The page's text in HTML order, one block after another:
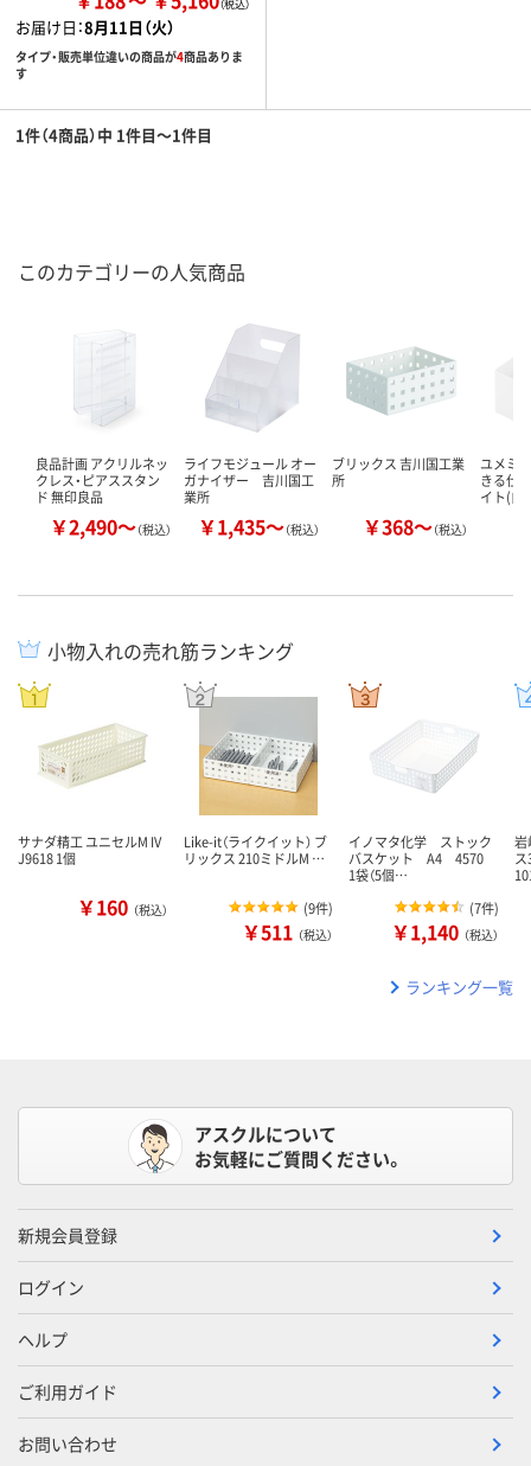
お届け日：8月11日（火）
タイプ・販売単位違いの商品が4商品ありま
す
1件（4商品）中 1件目～1件目
このカテゴリーの人気商品
良品計画 アクリルネッ
クレス・ピアススタン
ド 無印良品
￥2,490～（税込）
ライフモジュール オー
ガナイザー 吉川国工
業所
￥1,435～（税込）
ブリックス 吉川国工業
所
￥368～（税込）
ユメミ
きる仕
イト(白)
小物入れの売れ筋ランキング
サナダ精工 ユニセルM IV
J9618 1個
￥160 （税込）
Like-it（ライクイット） ブ
リックス 210ミドルM …
(9件)
￥511 （税込）
イノマタ化学 ストック
バスケット A4 4570
1袋（5個…
(7件)
￥1,140 （税込）
ランキング一覧
アスクルについて
お気軽にご質問ください。
新規会員登録
ログイン
ヘルプ
ご利用ガイド
お問い合わせ